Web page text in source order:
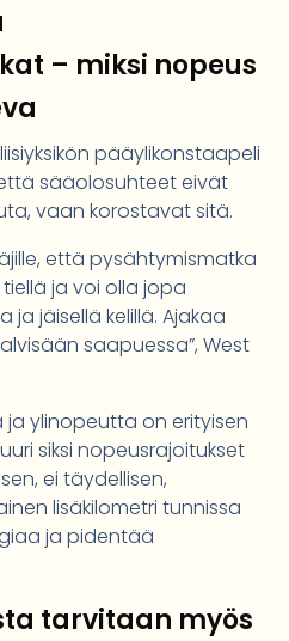
– miksi nopeus
pääylikonstaapeli
sääolosuhteet eivät
vaan korostavat sitä.
että pysähtymismatka
ja voi olla jopa
ja jäisellä kelillä. Ajakaa
saapuessa”, West
ja ylinopeutta on erityisen
siksi nopeusrajoitukset
ei täydellisen,
lisäkilometri tunnissa
ja pidentää
tarvitaan myös